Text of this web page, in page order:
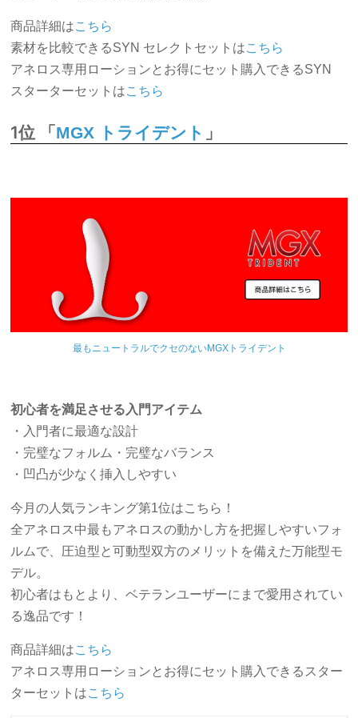
商品詳細はこちら
素材を比較できるSYN セレクトセットはこちら
アネロス専用ローションとお得にセット購入できるSYN
スターターセットはこちら
1位 「MGX トライデント 」
最もニュートラルでクセのないMGXトライデント
初心者を満足させる入門アイテム
・入門者に最適な設計
・完璧なフォルム・完璧なバランス
・凹凸が少なく挿入しやすい
今月の人気ランキング第1位はこちら！
全アネロス中最もアネロスの動かし方を把握しやすいフォ
ルムで、圧迫型と可動型双方のメリットを備えた万能型モ
デル。
初心者はもとより、ベテランユーザーにまで愛用されてい
る逸品です！
商品詳細はこちら
アネロス専用ローションとお得にセット購入できるスター
ターセットはこちら